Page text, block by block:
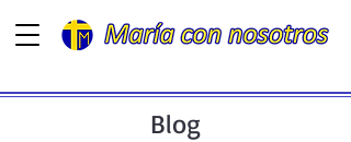
Blog